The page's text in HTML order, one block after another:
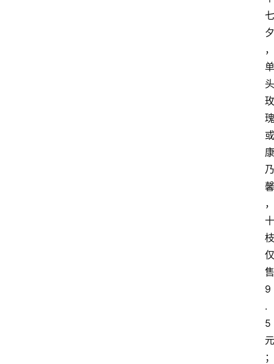
七
夕
，
单
头
玫
瑰
或
康
乃
馨
，
十
枝
仅
售
9
.
5
元
；